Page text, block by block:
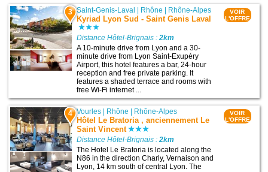
3 Saint-Genis-Laval Rhône Rhône-Alpes
Kyriad Lyon Sud - Saint Genis Laval
Distance Hôtel-Brignais :2km
A 10-minute drive from Lyon and a 30-
minute drive from Lyon Saint-Exupéry
Airport, this hotel features a bar, 24-hour
reception and free private parking. It
features a shaded terrace and rooms with
free Wi-Fi internet ...
VOIR
L'OFFRE
4 Vourles Rhône Rhône-Alpes
Hôtel Le Bratoria , anciennement Le
Saint Vincent
Distance Hôtel-Brignais :2km
The Hotel Le Bratoria is located along the
N86 in the direction Charly, Vernaison and
Lyon, 14 km south of central Lyon. The
VOIR
L'OFFRE